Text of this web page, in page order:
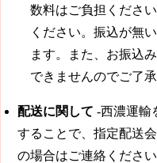
数料はご負担くださ
ください。振込が無
ます。また、お振込
できませんのでご了承
配送に関して -西濃運輸
することで、指定配送
の場合はご連絡ください